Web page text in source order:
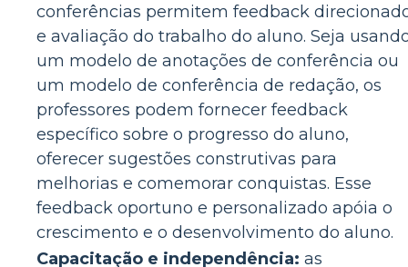
conferências permitem feedback
e avaliação do trabalho do aluno. Seja
um modelo de anotações de conferência ou
um modelo de conferência de redação, os
professores podem fornecer feedback
específico sobre o progresso do aluno,
oferecer sugestões construtivas para
melhorias e comemorar conquistas. Esse
feedback oportuno e personalizado apóia o
crescimento e o desenvolvimento do aluno.
Capacitação e independência: as